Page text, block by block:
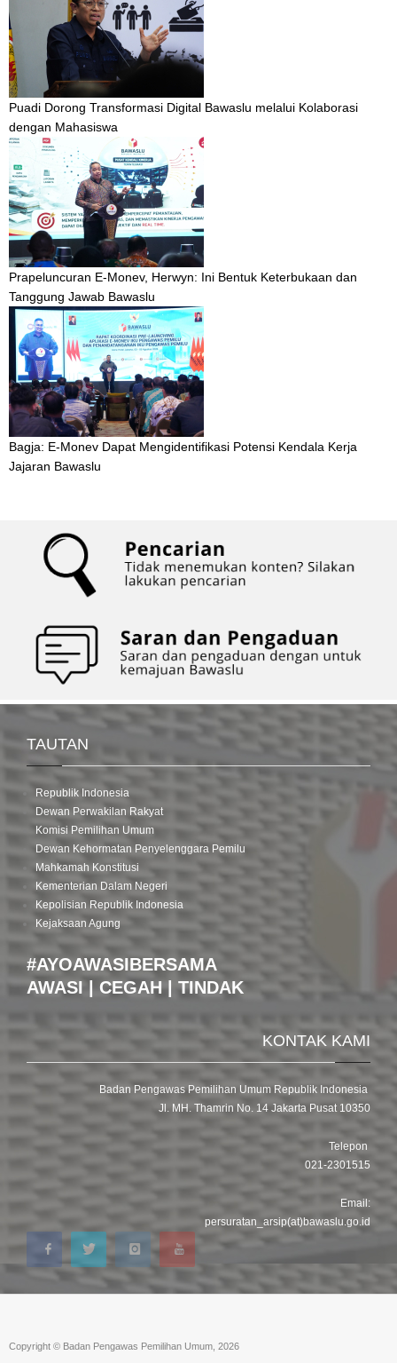
Puadi Dorong Transformasi Digital Bawaslu melalui Kolaborasi
dengan Mahasiswa
Prapeluncuran E-Monev, Herwyn: Ini Bentuk Keterbukaan dan
Tanggung Jawab Bawaslu
Bagja: E-Monev Dapat Mengidentifikasi Potensi Kendala Kerja
Jajaran Bawaslu
TAUTAN
Republik Indonesia
Dewan Perwakilan Rakyat
Komisi Pemilihan Umum
Dewan Kehormatan Penyelenggara Pemilu
Mahkamah Konstitusi
Kementerian Dalam Negeri
Kepolisian Republik Indonesia
Kejaksaan Agung
#AYOAWASIBERSAMA
AWASI | CEGAH | TINDAK
KONTAK KAMI
Badan Pengawas Pemilihan Umum Republik Indonesia
Jl. MH. Thamrin No. 14 Jakarta Pusat 10350
Telepon
021-2301515
Email:
persuratan_arsip(at)bawaslu.go.id
Copyright © Badan Pengawas Pemilihan Umum, 2026